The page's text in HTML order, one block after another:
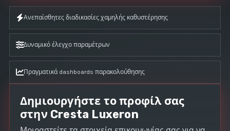
Ανεπαίσθητες διαδικασίες χαμηλής καθυστέρησης
Δυναμικό έλεγχο παραμέτρων
Πραγματικά dashboards παρακολούθησης
Δημιουργήστε το προφίλ σας
στην Cresta Luxeron